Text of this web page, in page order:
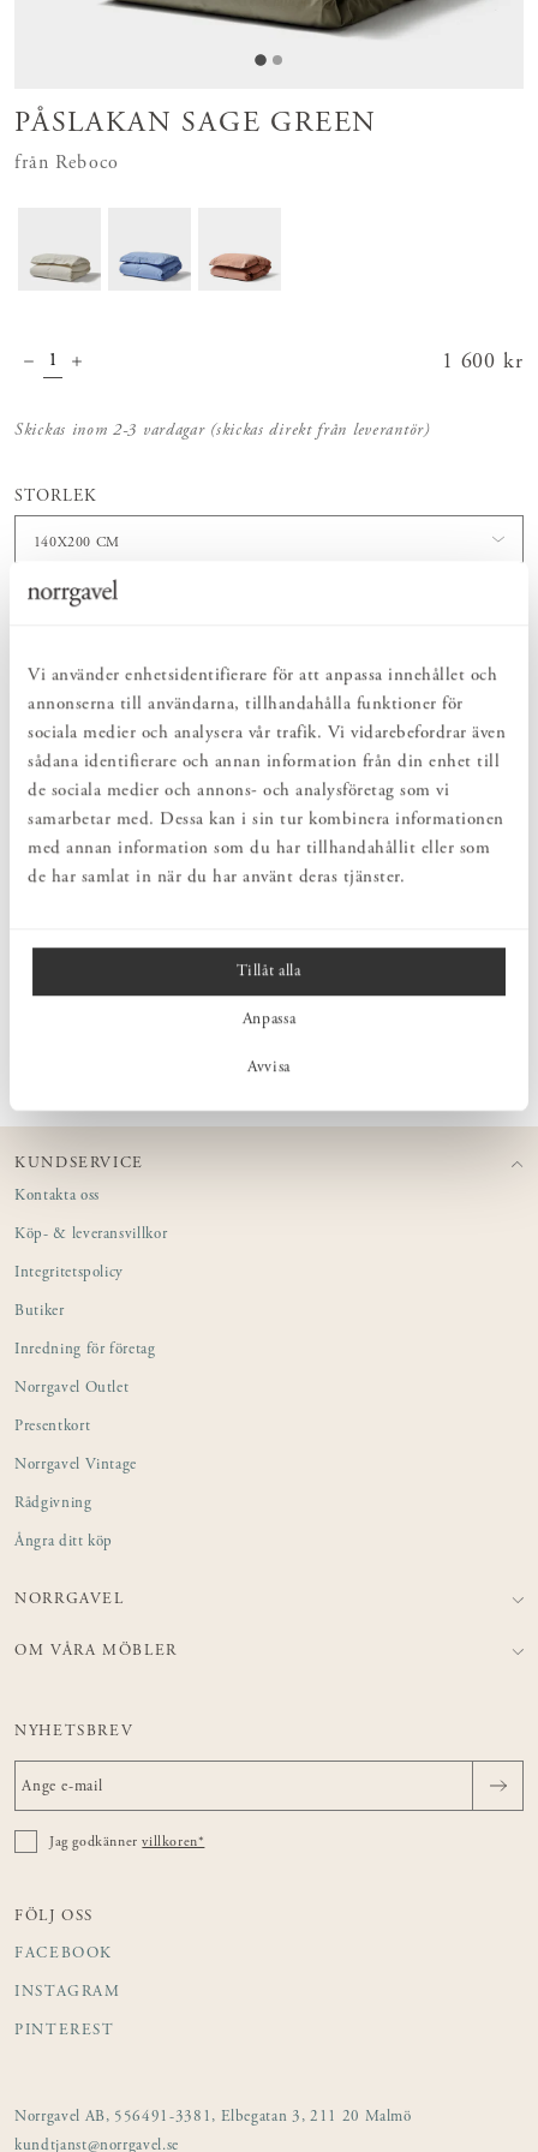
Vi använder enhetsidentifierare för att anpassa innehållet och
annonserna till användarna, tillhandahålla funktioner för
sociala medier och analysera vår trafik. Vi vidarebefordrar även
sådana identifierare och annan information från din enhet till
de sociala medier och annons- och analysföretag som vi
samarbetar med. Dessa kan i sin tur kombinera informationen
med annan information som du har tillhandahållit eller som
de har samlat in när du har använt deras tjänster.
Tillåt alla
Anpassa
Avvisa
PÅSLAKAN SAGE GREEN
från Reboco
Pris:
1 600 kr
Skickas inom 2-3 vardagar (skickas direkt från leverantör)
STORLEK
140X200 CM
Påslakan i en vacker grågrön kulör från Reboco. Noggrant utvald
kvalité och genomtänkt design för att ge känslan av nya och
nytvättade sängkläder om och om igen. Rebocos percaltyg, som
vävs med de finaste extra långa trådarna, är krispigt, hållbart och
tillverkat av 100 % ekologisk bomull. Alla Rebocos sängkläder
levereras i en färgmatchad påse tillverkad av överblivet tyg.
PRODUKTINFORMATION
KUNDSERVICE
Kontakta oss
Köp- & leveransvillkor
Integritetspolicy
Butiker
Inredning för företag
Norrgavel Outlet
Presentkort
Norrgavel Vintage
Rådgivning
Ångra ditt köp
NORRGAVEL
OM VÅRA MÖBLER
NYHETSBREV
Jag godkännervillkoren*
FÖLJ OSS
FACEBOOK
INSTAGRAM
PINTEREST
Norrgavel AB, 556491-3381, Elbegatan 3, 211 20 Malmö
kundtjanst@norrgavel.se